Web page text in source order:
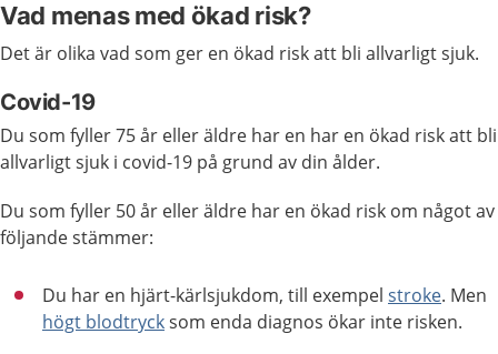
Vad menas med ökad risk?
Det är olika vad som ger en ökad risk att bli allvarligt sjuk.
Covid-19
Du som fyller 75 år eller äldre har en har en ökad risk att bli
allvarligt sjuk i covid-19 på grund av din ålder.
Du som fyller 50 år eller äldre har en ökad risk om något av
följande stämmer:
Du har en hjärt-kärlsjukdom, till exempel stroke. Men
högt blodtrycksom enda diagnos ökar inte risken.